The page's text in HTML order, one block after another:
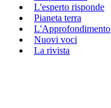
L'esperto risponde
Pianeta terra
L'Approfondimento
Nuovi voci
La rivista